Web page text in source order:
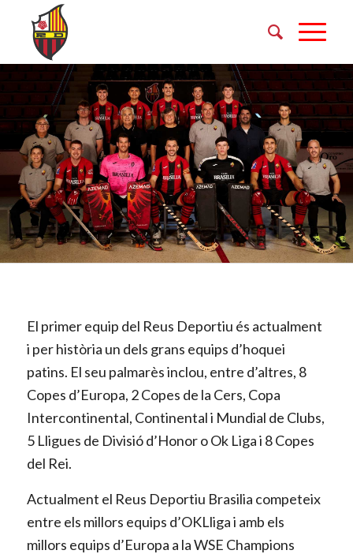
El primer equip del Reus Deportiu és actualment
i per història un dels grans equips d’hoquei
patins. El seu palmarès inclou, entre d’altres, 8
Copes d’Europa, 2 Copes de la Cers, Copa
Intercontinental, Continental i Mundial de Clubs,
5 Lligues de Divisió d’Honor o Ok Liga i 8 Copes
del Rei.
Actualment el Reus Deportiu Brasilia competeix
entre els millors equips d’OKLliga i amb els
millors equips d’Europa a la WSE Champions